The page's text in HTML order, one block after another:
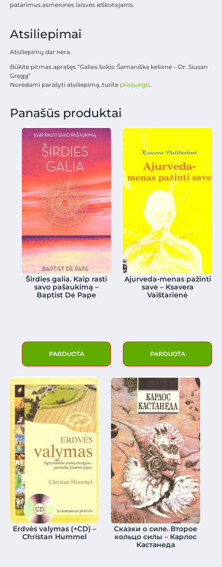
patarimus asmeninės laisvės ieškotojams.
Atsiliepimai
Atsiliepimų dar nėra.
Būkite pirmas aprašęs “Galios šokis: Šamaniška kelionė – Dr. Siusan
Gregg”
Norėdami parašyti atsiliepimą, turite prisijungti.
Panašūs produktai
Širdies galia. Kaip rasti
savo pašaukimą –
Baptist De Pape
PARDUOTA
Ajurveda-menas pažinti
save – Ksavera
Vaištarienė
PARDUOTA
Erdvės valymas (+CD) –
Christan Hummel
Сказки о силе. Второе
кольцо силы – Карлос
Кастанеда